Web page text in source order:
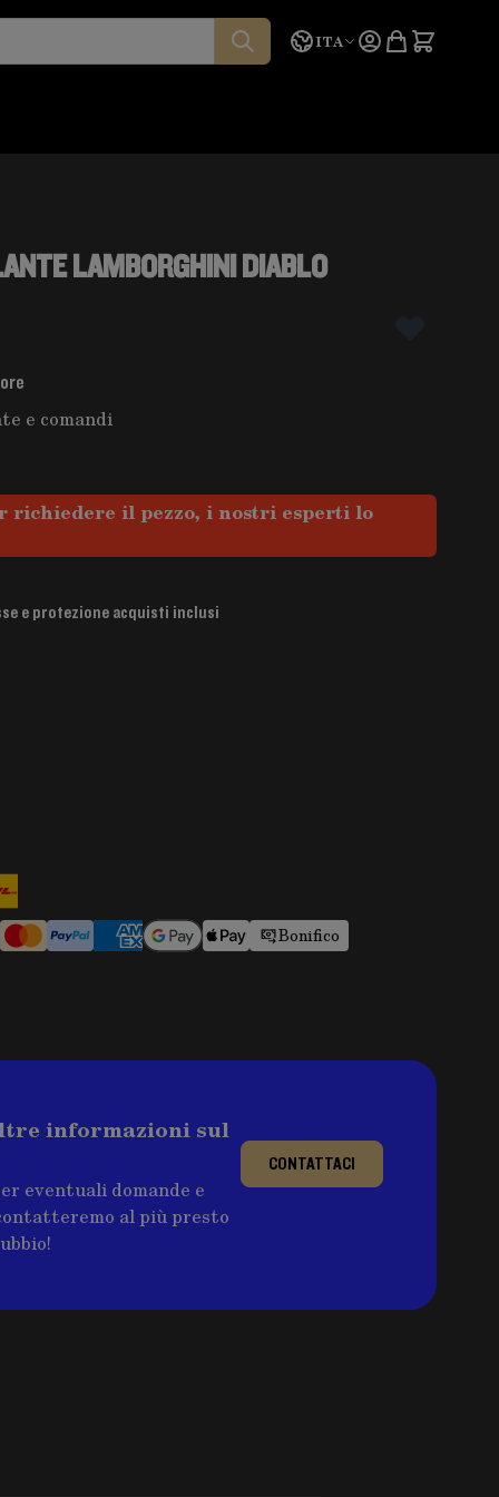
Lingua
ITA Preventivo
LAMBORGHINI DIABLO
e comandi
richiedere il pezzo, i nostri esperti lo
e protezione acquisti inclusi
Bonifico
informazioni sul
eventuali domande e
al più presto
CONTATTACI